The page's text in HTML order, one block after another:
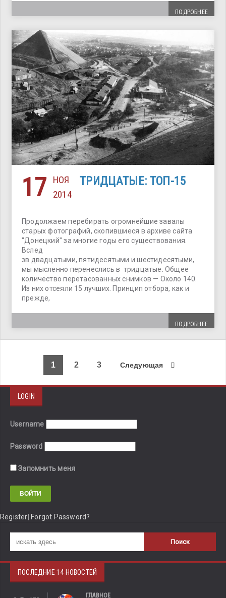
ПОДРОБНЕЕ
17
НОЯ
2014
ТРИДЦАТЫЕ: ТОП-15
Продолжаем перебирать огромнейшие завалы
старых фотографий, скопившиеся в архиве сайта
"Донецкий" за многие годы его существования.
Вслед
зв двадцатыми, пятидесятыми и шестидесятыми,
мы мысленно перенеслись в тридцатые. Общее
количество перетасованных снимков — Около 140.
Из них отсеяли 15 лучших. Принцип отбора, как и
прежде,
ПОДРОБНЕЕ
1 2 3 Следующая
LOGIN
Username
Password
Запомнить меня
Register Forgot Password?
ПОСЛЕДНИЕ 14 НОВОСТЕЙ
ГЛАВНОЕ